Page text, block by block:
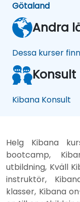
Götaland
Andra
Dessa kurser
Konsult
Kibana Konsult
Helg Kibana
bootcamp,
utbildning, Kväll
instruktör,
klasser, Kibana